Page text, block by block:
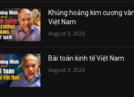
Khủng hoảng kim cương
Việt Nam
August 5, 2026
Bài toán kinh tế Việt Nam
August 3, 2026